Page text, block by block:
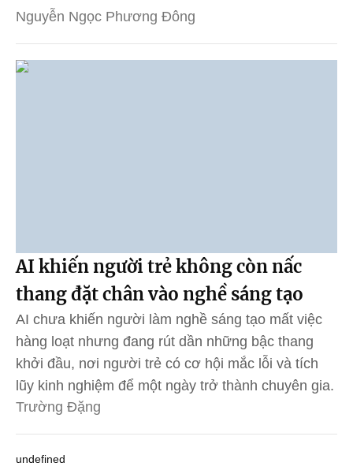
Nguyễn Ngọc Phương Đông
AI khiến người trẻ không còn nấc
thang đặt chân vào nghề sáng tạo
AI chưa khiến người làm nghề sáng tạo mất việc
hàng loạt nhưng đang rút dần những bậc thang
khởi đầu, nơi người trẻ có cơ hội mắc lỗi và tích
lũy kinh nghiệm để một ngày trở thành chuyên gia.
Trường Đặng
undefined